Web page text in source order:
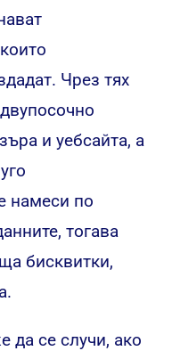
Чрез тях
и уебсайта, а
намеси по
тогава
бисквитки,
да се случи, ако